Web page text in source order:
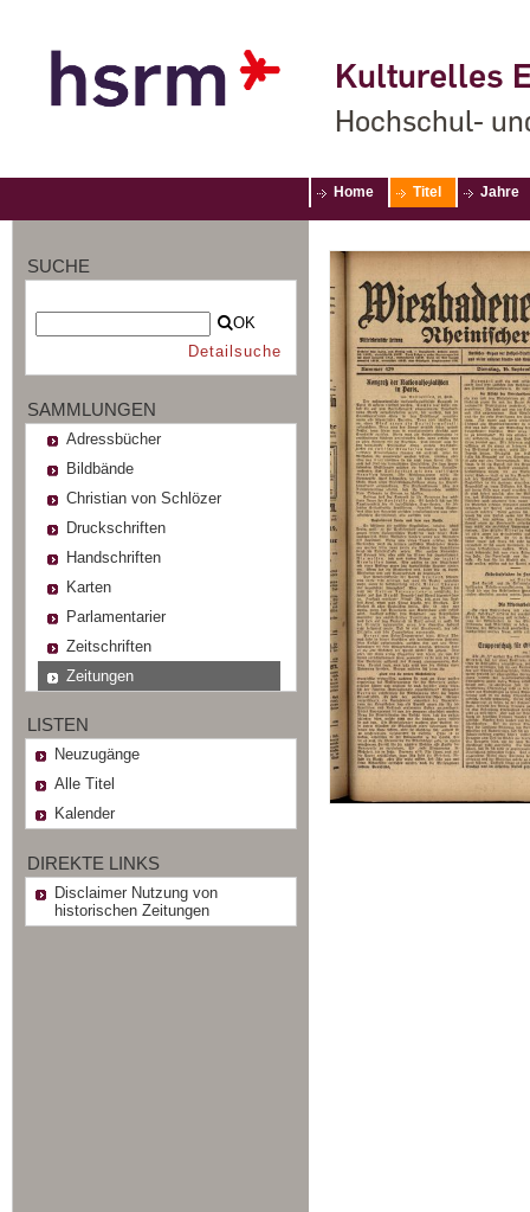
Kulturelles
Hochschul-
Home Titel Jahre
SUCHE
OK
Detailsuche
SAMMLUNGEN
Adressbücher
Bildbände
Christian von Schlözer
Druckschriften
Handschriften
Karten
Parlamentarier
Zeitschriften
Zeitungen
LISTEN
Neuzugänge
Alle Titel
Kalender
DIREKTE LINKS
Disclaimer Nutzung von
historischen Zeitungen